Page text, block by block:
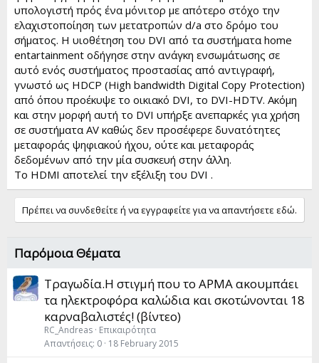
υπολογιστή πρός ένα μόνιτορ με απότερο στόχο την
ελαχιστοποίηση των μετατροπών d/a στο δρόμο του
σήματος. Η υιοθέτηση του DVI από τα συστήματα home
entartainment οδήγησε στην ανάγκη ενσωμάτωσης σε
αυτό ενός συστήματος προστασίας από αντιγραφή,
γνωστό ως HDCP (Ηigh bandwidth Digital Copy Protection)
από όπου προέκυψε το οικιακό DVI, το DVI-HDTV. Ακόμη
και στην μορφή αυτή το DVI υπήρξε ανεπαρκές για χρήση
σε συστήματα AV καθώς δεν προσέφερε δυνατότητες
μεταφοράς ψηφιακού ήχου, ούτε και μεταφοράς
δεδομένων από την μία συσκευή στην άλλη.
To ΗDMI αποτελεί την εξέλιξη του DVI .
Πρέπει να συνδεθείτε ή να εγγραφείτε για να απαντήσετε εδώ.
Παρόμοια Θέματα
Τραγωδία.Η στιγμή που το ΑΡΜΑ ακουμπάει
τα ηλεκτροφόρα καλώδια και σκοτώνονται 18
καρναβαλιστές! (βίντεο)
RC_Andreas Επικαιρότητα
Απαντήσεις 0 18 February 2015